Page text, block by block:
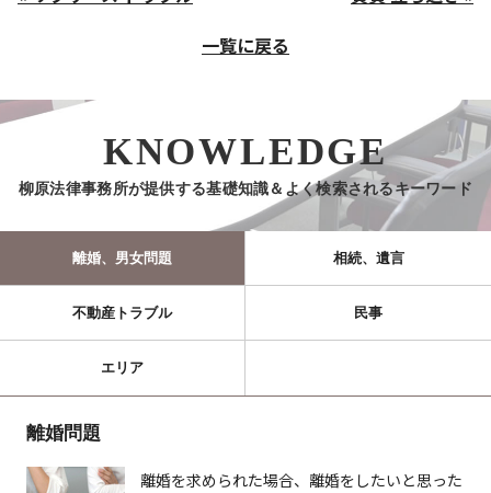
一覧に戻る
KNOWLEDGE
柳原法律事務所が提供する基礎知識＆よく検索されるキーワード
離婚、男女問題 相続、遺言
不動産トラブル 民事
エリア
離婚問題
離婚を求められた場合、離婚をしたいと思った